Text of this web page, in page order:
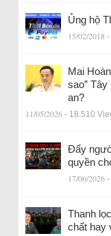
Ủng hộ
15/02/2018 -
Mai
sao”
an?
11/05/2026 - 18.510
Đẩy
quyền
17/06/2026 -
Thanh
chất hay